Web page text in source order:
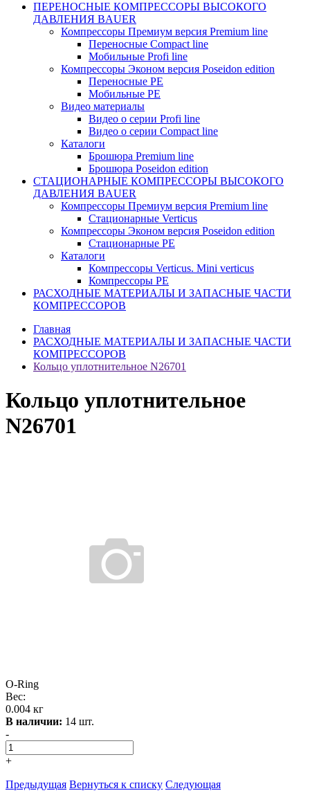
ПЕРЕНОСНЫЕ КОМПРЕССОРЫ ВЫСОКОГО
ДАВЛЕНИЯ BAUER
Компрессоры Премиум версия Premium line
Переносные Compact line
Мобильные Profi line
Компрессоры Эконом версия Poseidon edition
Переносные PE
Мобильные PE
Видео материалы
Видео о серии Profi line
Видео о серии Compact line
Каталоги
Брошюра Premium line
Брошюра Poseidon edition
СТАЦИОНАРНЫЕ КОМПРЕССОРЫ ВЫСОКОГО
ДАВЛЕНИЯ BAUER
Компрессоры Премиум версия Premium line
Стационарные Verticus
Компрессоры Эконом версия Poseidon edition
Стационарные PE
Каталоги
Компрессоры Verticus. Mini verticus
Компрессоры PE
РАСХОДНЫЕ МАТЕРИАЛЫ И ЗАПАСНЫЕ ЧАСТИ
КОМПРЕССОРОВ
Главная
РАСХОДНЫЕ МАТЕРИАЛЫ И ЗАПАСНЫЕ ЧАСТИ
КОМПРЕССОРОВ
Кольцо уплотнительное N26701
Кольцо уплотнительное
N26701
O-Ring
Вес:
0.004 кг
В наличии: 14 шт.
-
+
Предыдущая Вернуться к списку Следующая